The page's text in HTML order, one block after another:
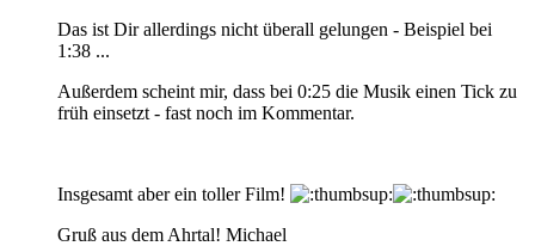
Das ist Dir allerdings nicht überall gelungen - Beispiel bei
1:38 ...
Außerdem scheint mir, dass bei 0:25 die Musik einen Tick zu
früh einsetzt - fast noch im Kommentar.
Insgesamt aber ein toller Film!
Gruß aus dem Ahrtal! Michael